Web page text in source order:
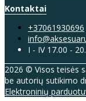
Kontaktai
+37061930696
I - IV 17.00 -
2026 © Visos teisės
be autorių sutikimo
Elektroninių